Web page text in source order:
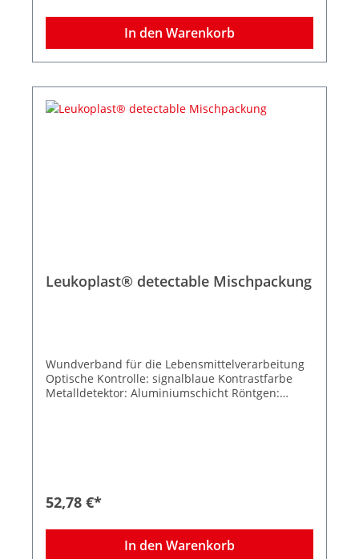
In den Warenkorb
Leukoplast® detectable Mischpackung
Wundverband für die Lebensmittelverarbeitung
Optische Kontrolle: signalblaue Kontrastfarbe
Metalldetektor: Aluminiumschicht Röntgen:
52,78 €*
In den Warenkorb